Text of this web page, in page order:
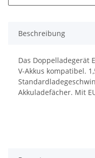
Beschreibung
Das Doppelladegerät
V-Akkus kompatibel.
Akkuladefächer. Mit